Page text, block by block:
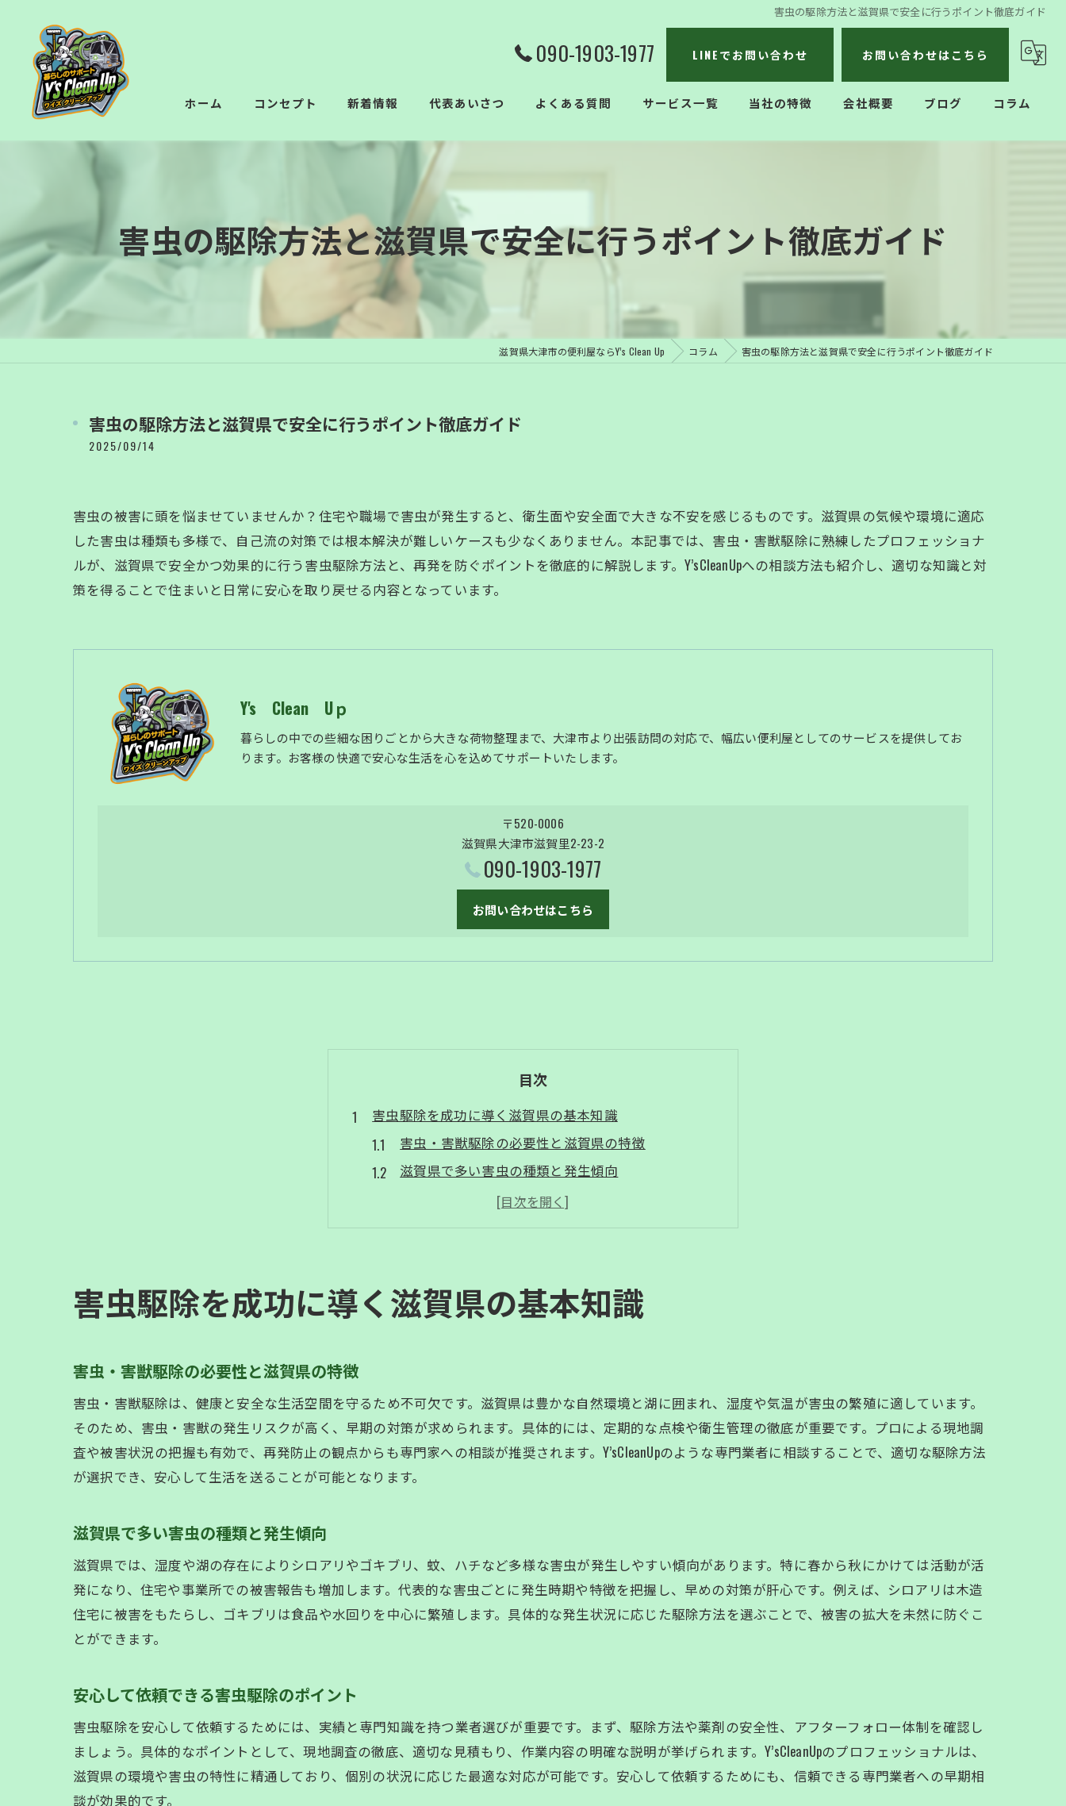
害虫の駆除方法と滋賀県で安全に行うポイント徹底ガイド
090-1903-1977 LINEでお問い合わせ お問い合わせはこちら
ホーム コンセプト 新着情報 代表あいさつ よくある質問 サービス一覧 当社の特徴
生前整理
会社概要 ブログ コラム
害虫の駆除方法と滋賀県で安全に行うポイント徹底ガイド
滋賀県大津市の便利屋ならY’s Clean Up コラム 害虫の駆除方法と滋賀県で安全に行うポイント徹底ガイド
害虫の駆除方法と滋賀県で安全に行うポイント徹底ガイド
2025/09/14
害虫の被害に頭を悩ませていませんか？住宅や職場で害虫が発生すると、衛生面や安全面で大きな不安を感じるものです。滋賀県の気候や環境に適応
した害虫は種類も多様で、自己流の対策では根本解決が難しいケースも少なくありません。本記事では、害虫・害獣駆除に熟練したプロフェッショナ
ルが、滋賀県で安全かつ効果的に行う害虫駆除方法と、再発を防ぐポイントを徹底的に解説します。Y’sCleanUpへの相談方法も紹介し、適切な知識と対
策を得ることで住まいと日常に安心を取り戻せる内容となっています。
Y's Clean Uｐ
暮らしの中での些細な困りごとから大きな荷物整理まで、大津市より出張訪問の対応で、幅広い便利屋としてのサービスを提供してお
ります。お客様の快適で安心な生活を心を込めてサポートいたします。
〒520-0006
滋賀県大津市滋賀里2-23-2
090-1903-1977
お問い合わせはこちら
目次
害虫駆除を成功に導く滋賀県の基本知識
害虫・害獣駆除の必要性と滋賀県の特徴
滋賀県で多い害虫の種類と発生傾向
安心して依頼できる害虫駆除のポイント
害虫・害獣駆除を依頼する際の注意点
害虫駆除はプロに相談するのが安心な理由
家の中の害虫を駆除する具体的な手順とは
害虫・害獣駆除で快適な暮らしを実現する方法
滋賀県で効果的な害虫駆除方法を選ぶコツ
害虫・害獣駆除のプロが推奨する施工法
駆除後のアフターケアと再発防止の重要性
害虫駆除を成功させるための下調べのコツ
自己対策とプロ依頼の違いを徹底解説
見積もり依頼から作業までの流れを解説
安全な駆除方法と薬剤選びのポイント
害虫・害獣駆除でよくあるトラブルと対策
害虫駆除を成功に導く滋賀県の基本知識
害虫・害獣駆除の必要性と滋賀県の特徴
害虫・害獣駆除は、健康と安全な生活空間を守るため不可欠です。滋賀県は豊かな自然環境と湖に囲まれ、湿度や気温が害虫の繁殖に適しています。
そのため、害虫・害獣の発生リスクが高く、早期の対策が求められます。具体的には、定期的な点検や衛生管理の徹底が重要です。プロによる現地調
査や被害状況の把握も有効で、再発防止の観点からも専門家への相談が推奨されます。Y’sCleanUpのような専門業者に相談することで、適切な駆除方法
が選択でき、安心して生活を送ることが可能となります。
滋賀県で多い害虫の種類と発生傾向
滋賀県では、湿度や湖の存在によりシロアリやゴキブリ、蚊、ハチなど多様な害虫が発生しやすい傾向があります。特に春から秋にかけては活動が活
発になり、住宅や事業所での被害報告も増加します。代表的な害虫ごとに発生時期や特徴を把握し、早めの対策が肝心です。例えば、シロアリは木造
住宅に被害をもたらし、ゴキブリは食品や水回りを中心に繁殖します。具体的な発生状況に応じた駆除方法を選ぶことで、被害の拡大を未然に防ぐこ
とができます。
安心して依頼できる害虫駆除のポイント
害虫駆除を安心して依頼するためには、実績と専門知識を持つ業者選びが重要です。まず、駆除方法や薬剤の安全性、アフターフォロー体制を確認し
ましょう。具体的なポイントとして、現地調査の徹底、適切な見積もり、作業内容の明確な説明が挙げられます。Y’sCleanUpのプロフェッショナルは、
滋賀県の環境や害虫の特性に精通しており、個別の状況に応じた最適な対応が可能です。安心して依頼するためにも、信頼できる専門業者への早期相
談が効果的です。